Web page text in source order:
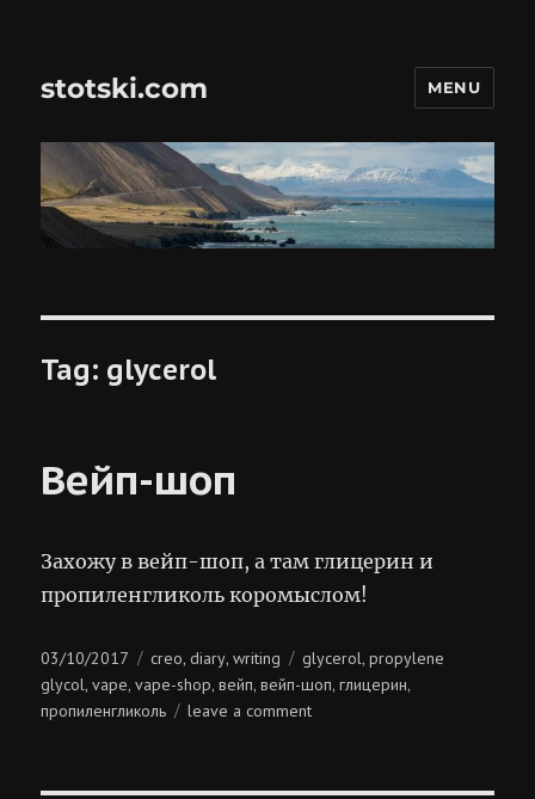
stotski.com MENU
Tag: glycerol
Вейп-шоп
Захожу в вейп-шоп, а там глицерин и
пропиленгликоль коромыслом!
Posted
on
03/10/2017 Categories
creo,diary,writing Tags
glycerol,propylene
glycol,vape,vape-shop,вейп,вейп-шоп,глицерин,
пропиленгликоль leave a commenton